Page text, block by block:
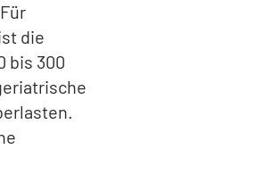
die
bis 300